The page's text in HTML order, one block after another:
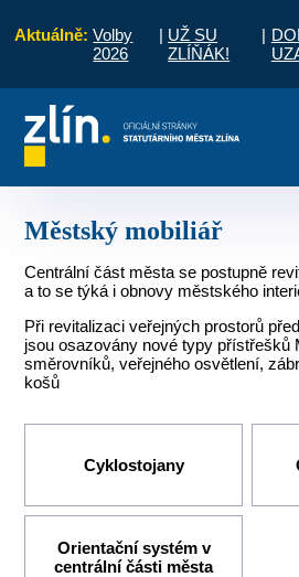
Aktuálně: Volby
2026
| UŽ SU
ZLÍŇÁK!
|
vyřídit Potřebuji
Městský mobiliář
Centrální část města se postupně
a to se týká i obnovy městského
Při revitalizaci veřejných prostorů
jsou osazovány nové typy přístřešků
směrovníků, veřejného osvětlení,
košů
Cyklostojany
Orientační systém v
centrální části města